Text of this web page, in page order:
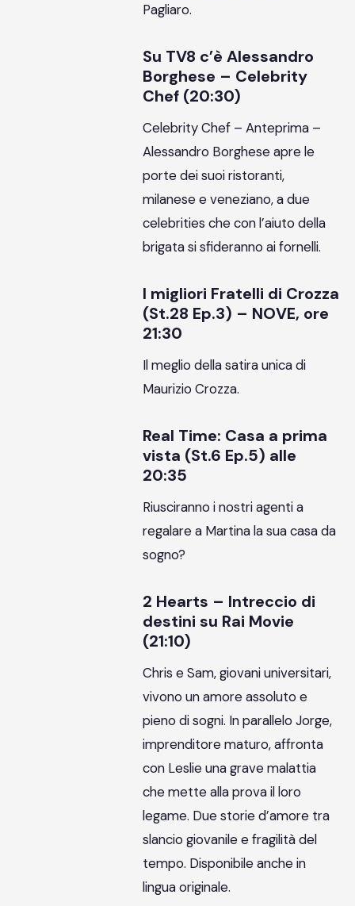
Pagliaro.
Su TV8 c’è Alessandro
Borghese – Celebrity
Chef (20:30)
Celebrity Chef – Anteprima –
Alessandro Borghese apre le
porte dei suoi ristoranti,
milanese e veneziano, a due
celebrities che con l’aiuto della
brigata si sfideranno ai fornelli.
I migliori Fratelli di Crozza
(St.28 Ep.3) – NOVE, ore
21:30
Il meglio della satira unica di
Maurizio Crozza.
Real Time: Casa a prima
vista (St.6 Ep.5) alle
20:35
Riusciranno i nostri agenti a
regalare a Martina la sua casa da
sogno?
2 Hearts – Intreccio di
destini su Rai Movie
(21:10)
Chris e Sam, giovani universitari,
vivono un amore assoluto e
pieno di sogni. In parallelo Jorge,
imprenditore maturo, affronta
con Leslie una grave malattia
che mette alla prova il loro
legame. Due storie d’amore tra
slancio giovanile e fragilità del
tempo. Disponibile anche in
lingua originale.